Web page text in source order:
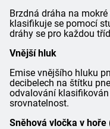
Brzdná dráha na
klasifikuje se pomocí
dráhy se pro každou
Vnější hluk
Emise vnějšího hluku
decibelech na štítku
odvalování
srovnatelnost.
Sněhová vločka v